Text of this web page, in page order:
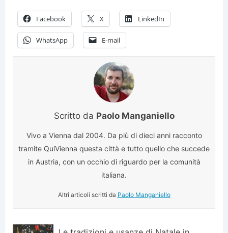
Facebook X LinkedIn
WhatsApp E-mail
Scritto da Paolo Manganiello
Vivo a Vienna dal 2004. Da più di dieci anni racconto
tramite QuiVienna questa città e tutto quello che succede
in Austria, con un occhio di riguardo per la comunità
italiana.
Altri articoli scritti da Paolo Manganiello